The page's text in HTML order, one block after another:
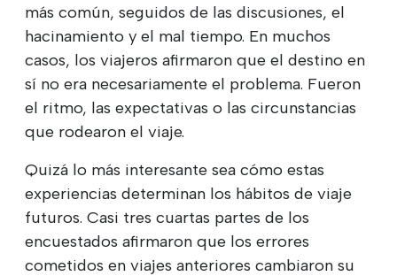
más común, seguidos de las discusiones, el
hacinamiento y el mal tiempo. En muchos
casos, los viajeros afirmaron que el destino en
sí no era necesariamente el problema. Fueron
el ritmo, las expectativas o las circunstancias
que rodearon el viaje.
Quizá lo más interesante sea cómo estas
experiencias determinan los hábitos de viaje
futuros. Casi tres cuartas partes de los
encuestados afirmaron que los errores
cometidos en viajes anteriores cambiaron su